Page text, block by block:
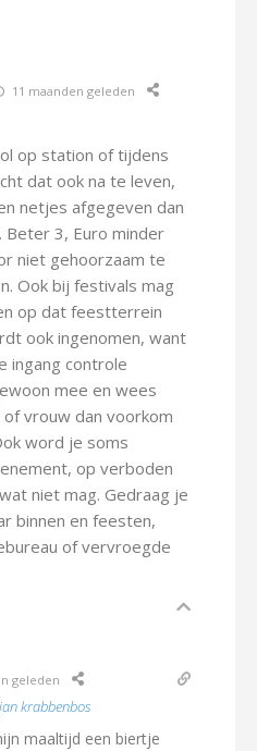
11 maanden geleden
op station of tijdens
dat ook na te leven,
netjes afgegeven dan
Beter 3, Euro minder
niet gehoorzaam te
Ook bij festivals mag
op dat feestterrein
ook ingenomen, want
ingang controle
mee en wees
vrouw dan voorkom
word je soms
op verboden
niet mag. Gedraag je
binnen en feesten,
of vervroegde
geleden
krabbenbos
maaltijd een biertje